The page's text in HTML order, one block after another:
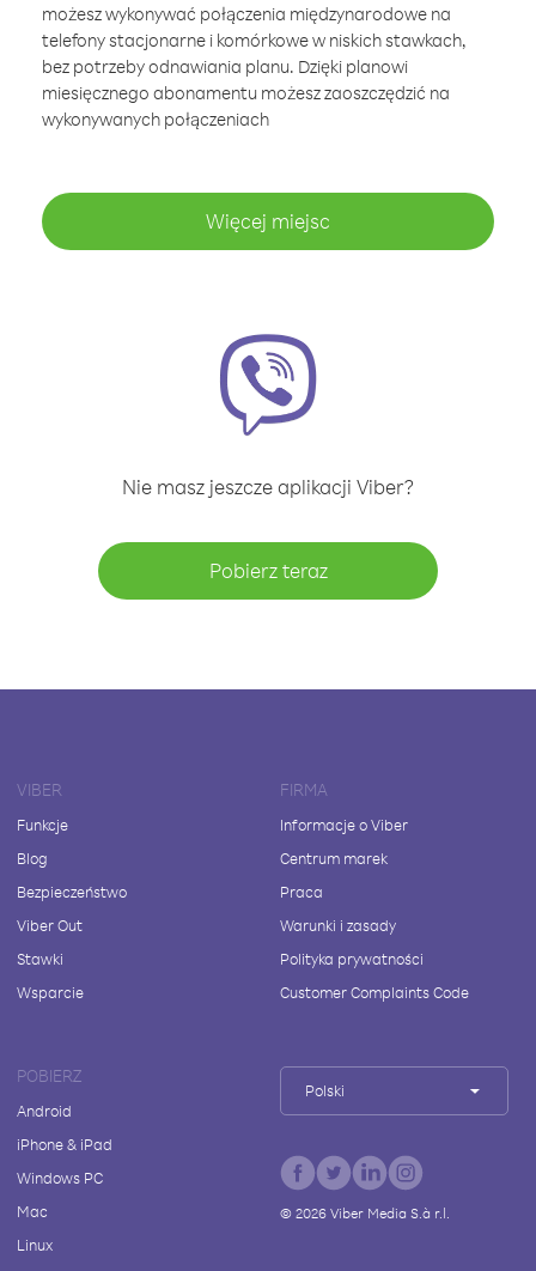
możesz wykonywać połączenia międzynarodowe na
telefony stacjonarne i komórkowe w niskich stawkach,
bez potrzeby odnawiania planu. Dzięki planowi
miesięcznego abonamentu możesz zaoszczędzić na
wykonywanych połączeniach
Więcej miejsc
Nie masz jeszcze aplikacji Viber?
Pobierz teraz
VIBER
Funkcje
Blog
Bezpieczeństwo
Viber Out
Stawki
Wsparcie
FIRMA
Informacje o Viber
Centrum marek
Praca
Warunki i zasady
Polityka prywatności
Customer Complaints Code
POBIERZ
Android
iPhone & iPad
Windows PC
Mac
Linux
Polski
© 2026Viber Media S.à r.l.